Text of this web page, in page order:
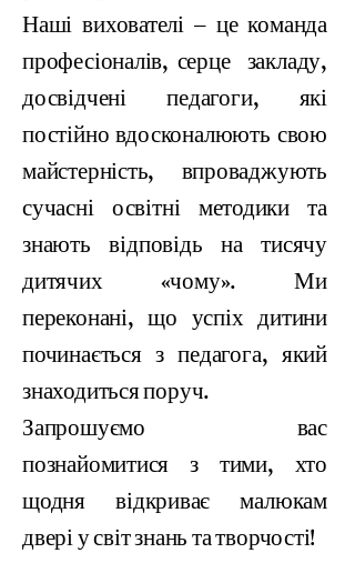
Наші вихователі – це команда
професіоналів, серце закладу,
досвідчені педагоги, які
постійно вдосконалюють свою
майстерність, впроваджують
сучасні освітні методики та
знають відповідь на тисячу
дитячих «чому». Ми
переконані, що успіх дитини
починається з педагога, який
знаходиться поруч.
Запрошуємо вас
познайомитися з тими, хто
щодня відкриває малюкам
двері у світ знань та творчості!